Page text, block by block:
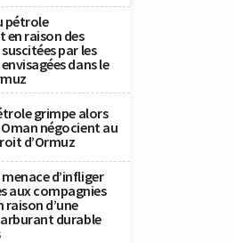
pétrole
en raison des
par les
dans le
grimpe alors
Oman négocient au
d’Ormuz
menace d’infliger
aux compagnies
raison d’une
durable